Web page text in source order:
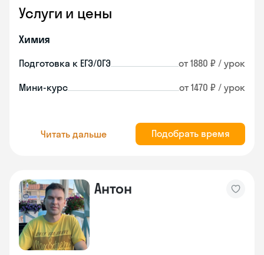
Услуги и цены
Химия
Подготовка к ЕГЭ/ОГЭ от 1880 ₽ / урок
Мини-курс от 1470 ₽ / урок
Читать дальше Подобрать время
Антон